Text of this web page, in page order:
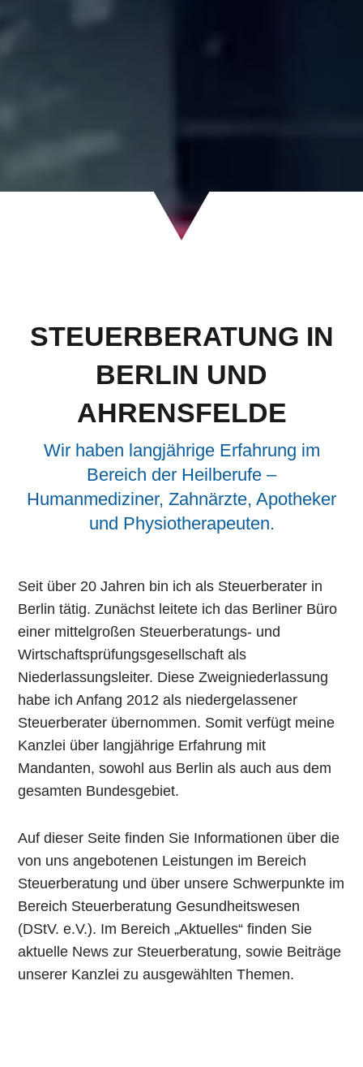
STEUERBERATUNG IN
BERLIN UND
AHRENSFELDE
Wir haben langjährige Erfahrung im
Bereich der Heilberufe –
Humanmediziner, Zahnärzte, Apotheker
und Physiotherapeuten.
Seit über 20 Jahren bin ich als Steuerberater in
Berlin tätig. Zunächst leitete ich das Berliner Büro
einer mittelgroßen Steuerberatungs- und
Wirtschaftsprüfungsgesellschaft als
Niederlassungsleiter. Diese Zweigniederlassung
habe ich Anfang 2012 als niedergelassener
Steuerberater übernommen. Somit verfügt meine
Kanzlei über langjährige Erfahrung mit
Mandanten, sowohl aus Berlin als auch aus dem
gesamten Bundesgebiet.
Auf dieser Seite finden Sie Informationen über die
von uns angebotenen Leistungen im Bereich
Steuerberatung und über unsere Schwerpunkte im
Bereich Steuerberatung Gesundheitswesen
(DStV. e.V.). Im Bereich „Aktuelles“ finden Sie
aktuelle News zur Steuerberatung, sowie Beiträge
unserer Kanzlei zu ausgewählten Themen.